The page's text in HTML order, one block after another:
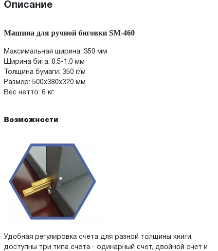
Описание
Машина для ручной биговки SM-460
Максимальная ширина: 350 мм
Ширина бига: 0.5-1.0 мм
Толщина бумаги: 350 г/м
Размер: 500х380х320 мм
Вес нетто: 6 кг
Возможности
Удобная регулировка счета для разной толщины книги,
доступны три типа счета - одинарный счет, двойной счет и